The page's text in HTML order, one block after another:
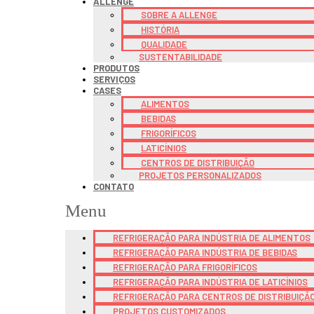
SOBRE A ALLENGE
HISTÓRIA
QUALIDADE
SUSTENTABILIDADE
PRODUTOS
SERVIÇOS
CASES
ALIMENTOS
BEBIDAS
FRIGORÍFICOS
LATICÍNIOS
CENTROS DE DISTRIBUIÇÃO
PROJETOS PERSONALIZADOS
CONTATO
Menu
REFRIGERAÇÃO PARA INDÚSTRIA DE ALIMENTOS
REFRIGERAÇÃO PARA INDÚSTRIA DE BEBIDAS
REFRIGERAÇÃO PARA FRIGORÍFICOS
REFRIGERAÇÃO PARA INDÚSTRIA DE LATICÍNIOS
REFRIGERAÇÃO PARA CENTROS DE
PROJETOS CUSTOMIZADOS